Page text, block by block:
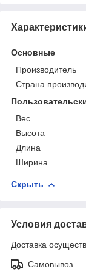
Основные
Производитель
Страна
Вес
Высота
Длина
Ширина
Скрыть
Условия
Доставка
Самовывоз